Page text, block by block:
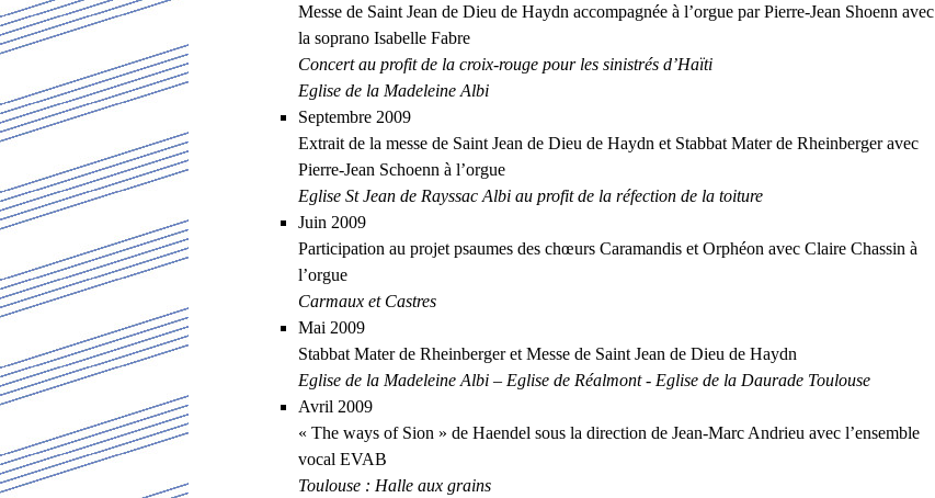
Messe de Saint Jean de Dieu de Haydn accompagnée à l’orgue par Pierre-Jean Shoenn avec
la soprano Isabelle Fabre
Concert au profit de la croix-rouge pour les sinistrés d’Haïti
Eglise de la Madeleine Albi
Septembre 2009
Extrait de la messe de Saint Jean de Dieu de Haydn et Stabbat Mater de Rheinberger avec
Pierre-Jean Schoenn à l’orgue
Eglise St Jean de Rayssac Albi au profit de la réfection de la toiture
Juin 2009
Participation au projet psaumes des chœurs Caramandis et Orphéon avec Claire Chassin à
l’orgue
Carmaux et Castres
Mai 2009
Stabbat Mater de Rheinberger et Messe de Saint Jean de Dieu de Haydn
Eglise de la Madeleine Albi – Eglise de Réalmont - Eglise de la Daurade Toulouse
Avril 2009
« The ways of Sion » de Haendel sous la direction de Jean-Marc Andrieu avec l’ensemble
vocal EVAB
Toulouse : Halle aux grains